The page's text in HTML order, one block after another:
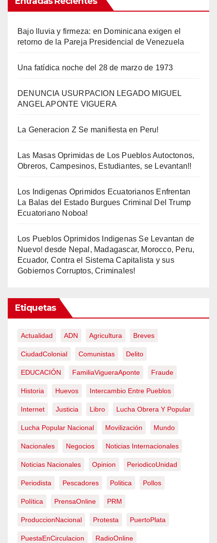
Bajo lluvia y firmeza: en Dominicana exigen el
retorno de la Pareja Presidencial de Venezuela
Una fatídica noche del 28 de marzo de 1973
DENUNCIA USURPACION LEGADO MIGUEL
ANGEL APONTE VIGUERA
La Generacion Z Se manifiesta en Peru!
Las Masas Oprimidas de Los Pueblos Autoctonos,
Obreros, Campesinos, Estudiantes, se Levantan!!
Los Indigenas Oprimidos Ecuatorianos Enfrentan
La Balas del Estado Burgues Criminal Del Trump
Ecuatoriano Noboa!
Los Pueblos Oprimidos Indigenas Se Levantan de
Nuevo! desde Nepal, Madagascar, Morocco, Peru,
Ecuador, Contra el Sistema Capitalista y sus
Gobiernos Corruptos, Criminales!
Etiquetas
Actualidad ADN Agricultura Breves
CiudadColonial Comunistas Delito
EDUCACIÓN FamiliaVigueraAponte Fraude
Historia Huevos Intercambio Entre Pueblos
Internet Justicia Libro Lucha Obrera Y Popular
Lucha Popular Nacional Movilización Mundo
Nacionales Negocios Noticias Internacionales
Noticias Nacionales Opinion PeriodicoUnidad
Periodista Pescadores Politica Pollos
Política PrensaOnline PRM
ProduccionNacional Protesta PuertoPlata
PuestaEnCirculacion RadioOnline